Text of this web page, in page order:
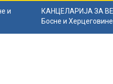
и
КАНЦЕЛАРИЈА ЗА
Босне и Херцеговине